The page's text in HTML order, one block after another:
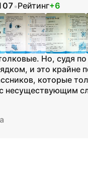
•Рейтинг+6
Но, судя
и это крайне
которые
несуществующим